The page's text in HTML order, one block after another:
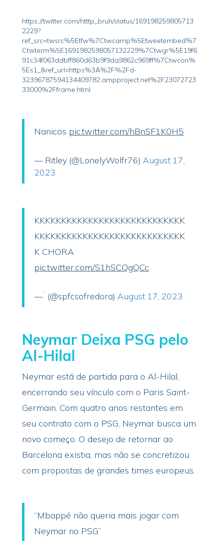
https://twitter.com/htttp_bruh/status/169198259805713
2229?
ref_src=twsrc%5Etfw%7Ctwcamp%5Etweetembed%7
Ctwterm%5E1691982598057132229%7Ctwgr%5E19f6
91c34f063ddbff860d63b9f9da9862c969ff%7Ctwcon%
5Es1_&ref_url=https%3A%2F%2Fd-
32396787594134409782.ampproject.net%2F23072723
33000%2Fframe.html
Nanicos pic.twitter.com/hBnSF1K0H5
— Ritley (@LonelyWolfr76) August 17,
2023
KKKKKKKKKKKKKKKKKKKKKKKKKKKK
KKKKKKKKKKKKKKKKKKKKKKKKKKKK
K CHORA
pic.twitter.com/S1hSCQgQCc
— ؘ (@spfcsofredora) August 17, 2023
Neymar Deixa PSG pelo
Al-Hilal
Neymar está de partida para o Al-Hilal,
encerrando seu vínculo com o Paris Saint-
Germain. Com quatro anos restantes em
seu contrato com o PSG, Neymar busca um
novo começo. O desejo de retornar ao
Barcelona existia, mas não se concretizou
com propostas de grandes times europeus.
“Mbappé não queria mais jogar com
Neymar no PSG”